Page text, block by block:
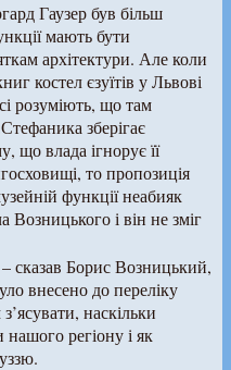
Гаузер був більш
мають бути
архітектури. Але коли
костел єзуїтів у Львові
розуміють, що там
зберігає
що влада ігнорує її
то пропозиція
функції неабияк
і він не зміг
сказав Борис Возницький,
внесено до переліку
наскільки
регіону і як